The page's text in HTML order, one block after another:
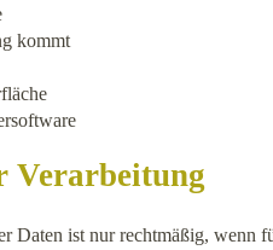
kommt
Verarbeitung
Daten ist nur rechtmäßig,